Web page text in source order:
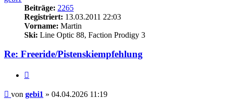
Beiträge: 2265
Registriert: 13.03.2011 22:03
Vorname: Martin
Ski: Line Optic 88, Faction Prodigy 3
Re: Freeride/Pistenskiempfehlung
Beitrag
von gebi1 » 04.04.2026 11:19